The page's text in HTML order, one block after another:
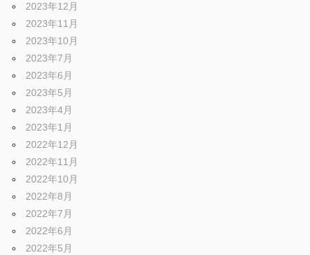
2023年12月
2023年11月
2023年10月
2023年7月
2023年6月
2023年5月
2023年4月
2023年1月
2022年12月
2022年11月
2022年10月
2022年8月
2022年7月
2022年6月
2022年5月